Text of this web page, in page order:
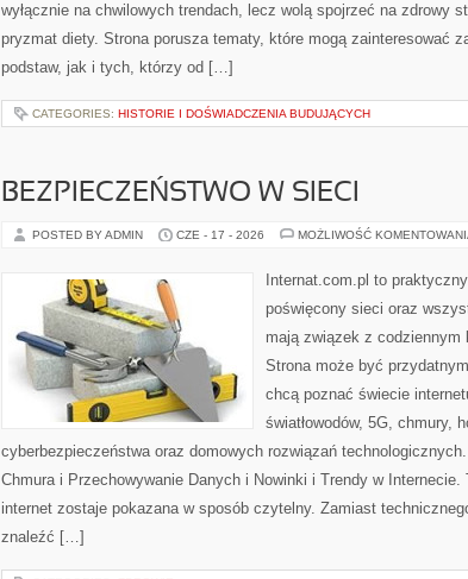
wyłącznie na chwilowych trendach, lecz wolą spojrzeć na zdrowy
pryzmat diety. Strona porusza tematy, które mogą zainteresować
podstaw, jak i tych, którzy od […]
CATEGORIES: HISTORIE I DOŚWIADCZENIA BUDUJĄCYCH
BEZPIECZEŃSTWO W SIECI
POSTED BY ADMIN CZE - 17 - 2026 MOŻLIWOŚĆ
Internat.com.pl to
poświęcony sieci oraz
mają związek z
Strona może być
chcą poznać świecie
światłowodów, 5G, chmury,
cyberbezpieczeństwa oraz domowych rozwiązań
Chmura i Przechowywanie Danych i Nowinki i Trendy w Internecie.
internet zostaje pokazana w sposób czytelny. Zamiast
znaleźć […]